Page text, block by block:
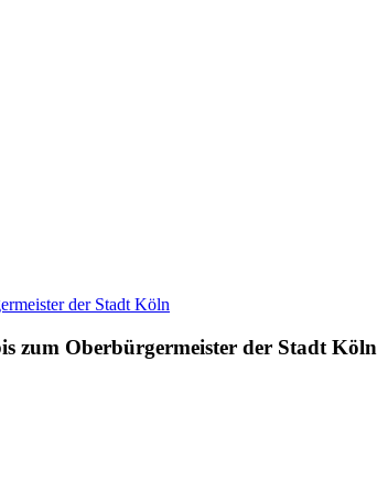
zum Oberbürgermeister der Stadt Köln